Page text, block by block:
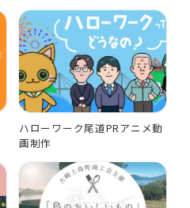
ハローワーク尾道PRアニメ動
画制作